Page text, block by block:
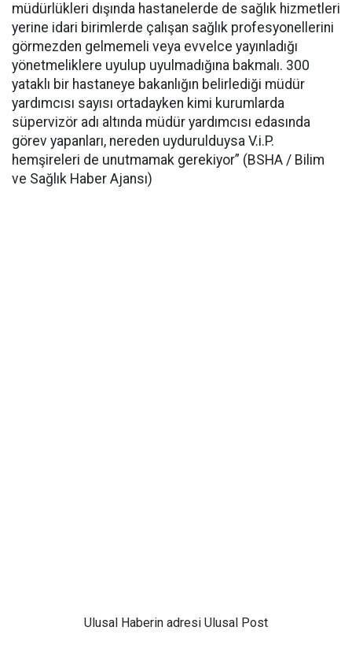
müdürlükleri dışında hastanelerde de sağlık hizmetleri
yerine idari birimlerde çalışan sağlık profesyonellerini
görmezden gelmemeli veya evvelce yayınladığı
yönetmeliklere uyulup uyulmadığına bakmalı. 300
yataklı bir hastaneye bakanlığın belirlediği müdür
yardımcısı sayısı ortadayken kimi kurumlarda
süpervizör adı altında müdür yardımcısı edasında
görev yapanları, nereden uydurulduysa V.i.P.
hemşireleri de unutmamak gerekiyor” (BSHA / Bilim
ve Sağlık Haber Ajansı)
Ulusal Haberin adresi Ulusal Post